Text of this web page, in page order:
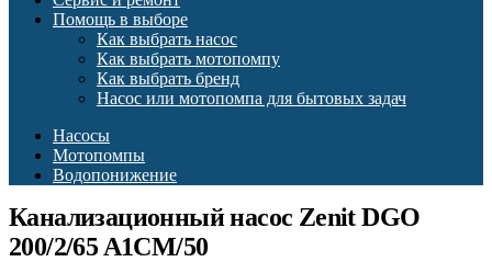
Помощь в выборе
Как выбрать насос
Как выбрать мотопомпу
Как выбрать бренд
Насос или мотопомпа для бытовых задач
Насосы
Мотопомпы
Водопонижение
Канализационный насос Zenit DGO
200/2/65 A1CM/50